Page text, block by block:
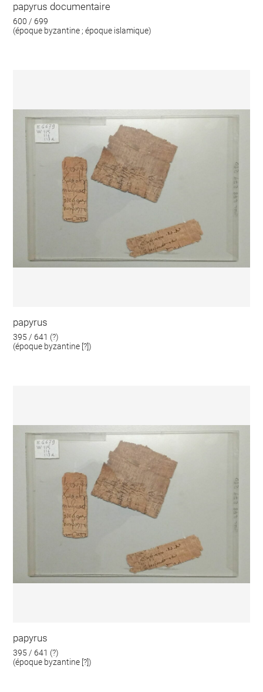
papyrus documentaire
600 / 699
(époque byzantine ; époque islamique)
papyrus
395 / 641 (?)
(époque byzantine [?])
papyrus
395 / 641 (?)
(époque byzantine [?])